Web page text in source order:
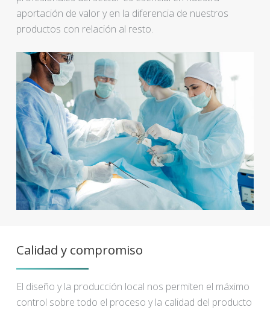
aportación de valor y en la diferencia de nuestros
productos con relación al resto.
Calidad y compromiso
El diseño y la producción local nos permiten el máximo
control sobre todo el proceso y la calidad del producto